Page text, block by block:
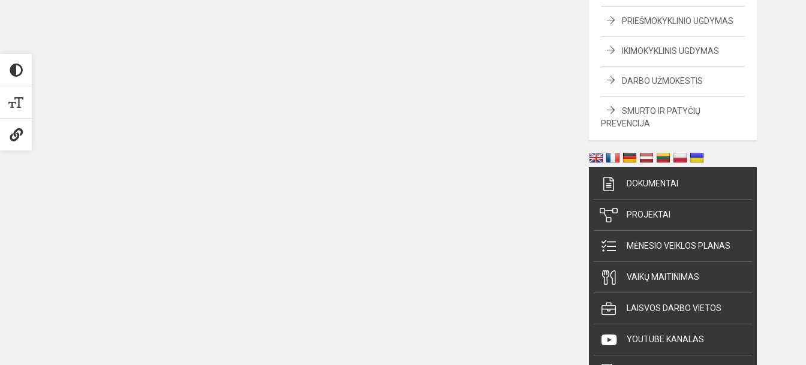
PRIEŠMOKYKLINIO UGDYMAS
IKIMOKYKLINIS UGDYMAS
DARBO UŽMOKESTIS
SMURTO IR PATYČIŲ
PREVENCIJA
DOKUMENTAI
PROJEKTAI
MĖNESIO VEIKLOS PLANAS
VAIKŲ MAITINIMAS
LAISVOS DARBO VIETOS
YOUTUBE KANALAS